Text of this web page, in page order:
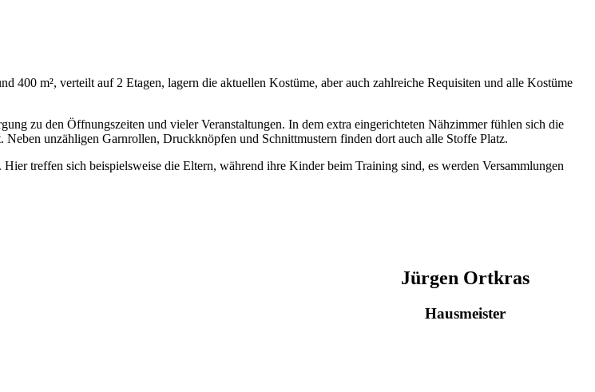
400 m², verteilt auf 2 Etagen, lagern die aktuellen Kostüme, aber auch zahlreiche Requisiten und alle Kostüme
zu den Öffnungszeiten und vieler Veranstaltungen. In dem extra eingerichteten Nähzimmer fühlen sich die
unzähligen Garnrollen, Druckknöpfen und Schnittmustern finden dort auch alle Stoffe Platz.
treffen sich beispielsweise die Eltern, während ihre Kinder beim Training sind, es werden Versammlungen
Jürgen Ortkras
Hausmeister